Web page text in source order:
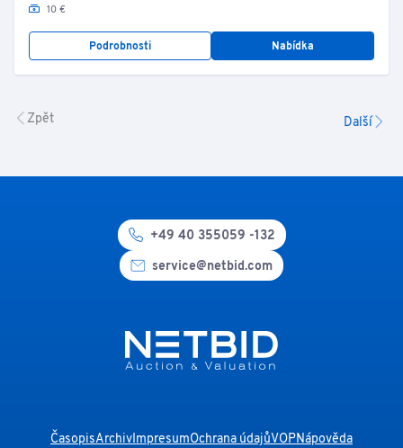
10 €
Podrobnosti Nabídka
Zpět Další
+49 40 355059 -132
service@netbid.com
ČasopisArchivImpresumOchrana údajůVOPNápověda